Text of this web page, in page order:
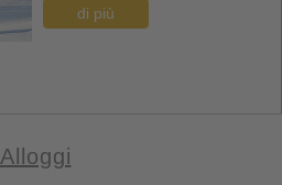
di più
Alloggi